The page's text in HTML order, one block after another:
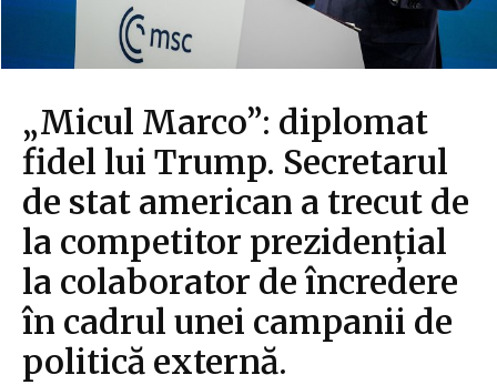
„Micul Marco”: diplomat
fidel lui Trump. Secretarul
de stat american a trecut de
la competitor prezidențial
la colaborator de încredere
în cadrul unei campanii de
politică externă.